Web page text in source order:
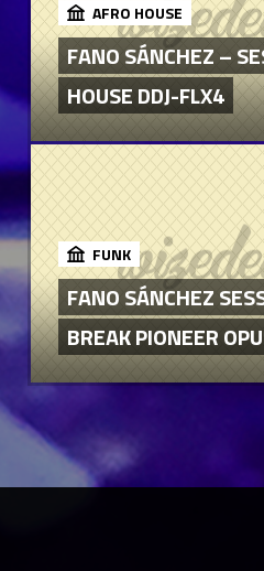
AFRO HOUSE
FANO SÁNCHEZ –
HOUSE DDJ-FLX4
FUNK
FANO SÁNCHEZ
BREAK PIONEER